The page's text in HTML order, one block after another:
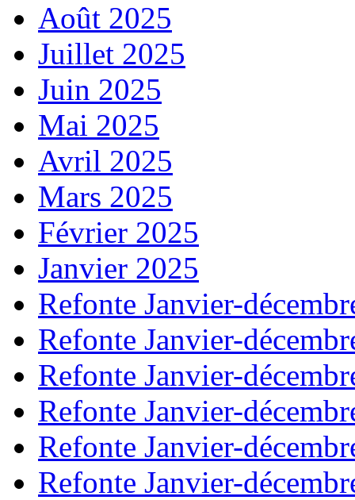
Août 2025
Juillet 2025
Juin 2025
Mai 2025
Avril 2025
Mars 2025
Février 2025
Janvier 2025
Refonte Janvier-
Refonte Janvier-
Refonte Janvier-
Refonte Janvier-
Refonte Janvier-
Refonte Janvier-